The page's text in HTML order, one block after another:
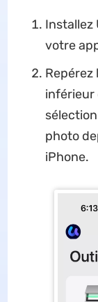
Installez
votre
Repérez
inférieur
photo
iPhone.